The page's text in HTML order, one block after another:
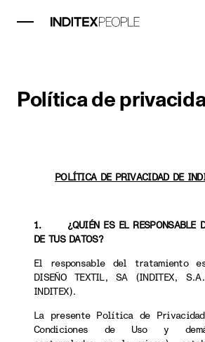
Política de
POLÍTICA DE PRIVACIDAD DE
1. ¿QUIÉN ES EL RESPONSABLE
DE TUS DATOS?
El responsable del tratamiento es
DISEÑO TEXTIL, SA (INDITEX,
INDITEX).
La presente Política de
Condiciones de Uso y